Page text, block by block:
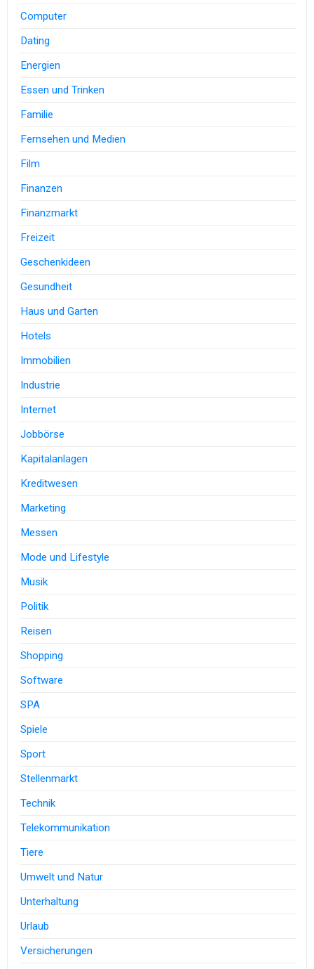
Computer
Dating
Energien
Essen und Trinken
Familie
Fernsehen und Medien
Film
Finanzen
Finanzmarkt
Freizeit
Geschenkideen
Gesundheit
Haus und Garten
Hotels
Immobilien
Industrie
Internet
Jobbörse
Kapitalanlagen
Kreditwesen
Marketing
Messen
Mode und Lifestyle
Musik
Politik
Reisen
Shopping
Software
SPA
Spiele
Sport
Stellenmarkt
Technik
Telekommunikation
Tiere
Umwelt und Natur
Unterhaltung
Urlaub
Versicherungen